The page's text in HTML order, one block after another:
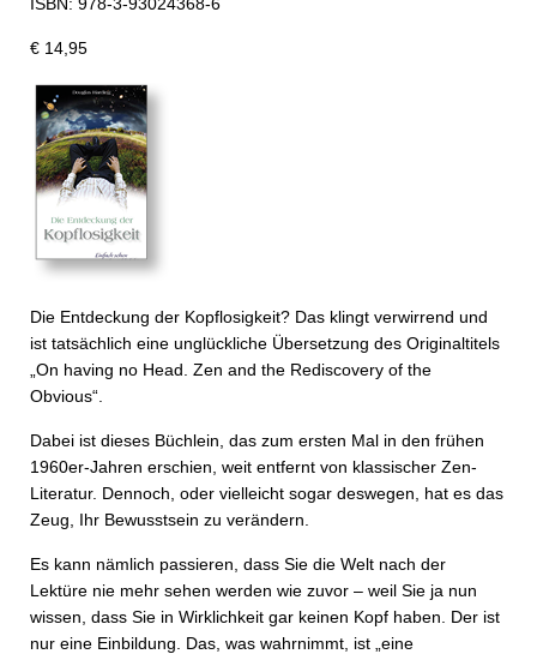
€ 14,95
Die Entdeckung der Kopflosigkeit? Das klingt verwirrend und
ist tatsächlich eine unglückliche Übersetzung des Originaltitels
„On having no Head. Zen and the Rediscovery of the
Obvious“.
Dabei ist dieses Büchlein, das zum ersten Mal in den frühen
1960er-Jahren erschien, weit entfernt von klassischer Zen-
Literatur. Dennoch, oder vielleicht sogar deswegen, hat es das
Zeug, Ihr Bewusstsein zu verändern.
Es kann nämlich passieren, dass Sie die Welt nach der
Lektüre nie mehr sehen werden wie zuvor – weil Sie ja nun
wissen, dass Sie in Wirklichkeit gar keinen Kopf haben. Der ist
nur eine Einbildung. Das, was wahrnimmt, ist „eine